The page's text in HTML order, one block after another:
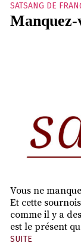
SATSANG DE
Vous ne
Et cette
comme il y a
est le présent
SUITE